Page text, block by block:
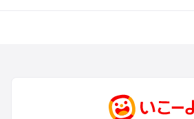
淡路島のプールお出かけ